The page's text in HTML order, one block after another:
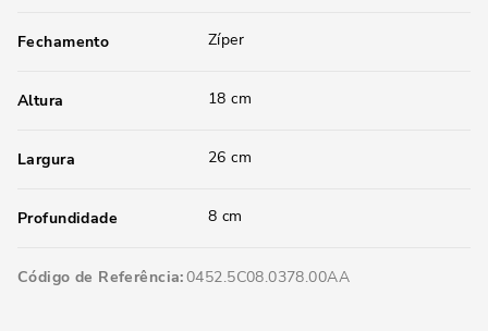
Fechamento Zíper
Altura 18 cm
Largura 26 cm
Profundidade 8 cm
Código de Referência 0452.5C08.0378.00AA